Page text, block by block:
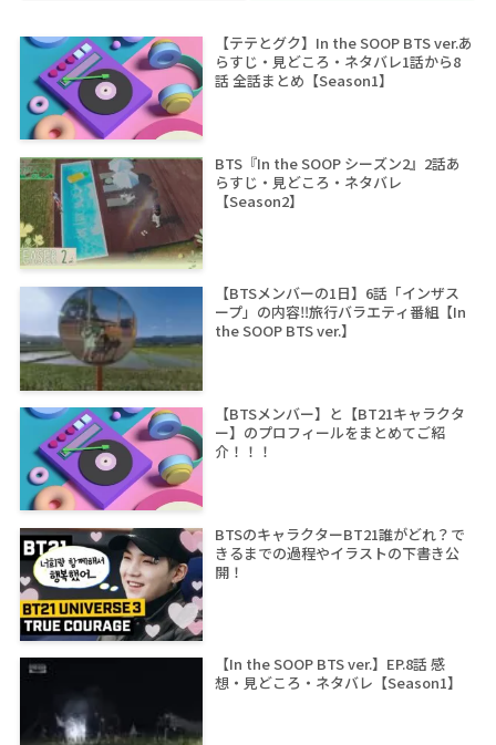
【テテとグク】In the SOOP BTS ver.あ
らすじ・見どころ・ネタバレ1話から8
話 全話まとめ【Season1】
BTS『In the SOOP シーズン2』2話あ
らすじ・見どころ・ネタバレ
【Season2】
【BTSメンバーの1日】6話「インザス
ープ」の内容‼旅行バラエティ番組【In
the SOOP BTS ver.】
【BTSメンバー】と【BT21キャラクタ
ー】のプロフィールをまとめてご紹
介！！！
BTSのキャラクターBT21誰がどれ？で
きるまでの過程やイラストの下書き公
開！
【In the SOOP BTS ver.】EP.8話 感
想・見どころ・ネタバレ【Season1】